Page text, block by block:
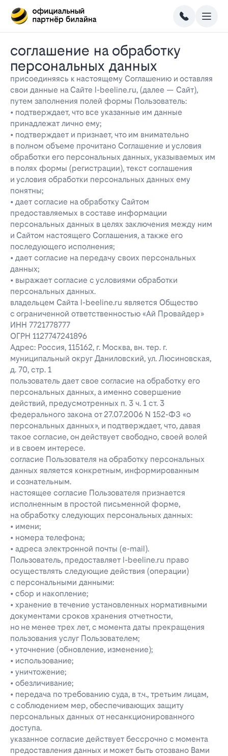
соглашение на обработку
персональных данных
присоединяясь к настоящему Соглашению и оставляя
свои данные на Сайте l-beeline.ru, (далее — Сайт),
путем заполнения полей формы Пользователь:
• подтверждает, что все указанные им данные
принадлежат лично ему;
• подтверждает и признает, что им внимательно
в полном объеме прочитано Соглашение и условия
обработки его персональных данных, указываемых им
в полях формы (регистрации), текст соглашения
и условия обработки персональных данных ему
понятны;
• дает согласие на обработку Сайтом
предоставляемых в составе информации
персональных данных в целях заключения между ним
и Сайтом настоящего Соглашения, а также его
последующего исполнения;
• дает согласие на передачу своих персональных
данных;
• выражает согласие с условиями обработки
персональных данных.
владельцем Сайта l-beeline.ru является Общество
с ограниченной ответственностью «Ай Провайдер»
ИНН 7721778777
ОГРН 1127747241896
Адрес: Россия, 115162, г. Москва, вн. тер. г.
муниципальный округ Даниловский, ул. Люсиновская,
д. 70, стр. 1
пользователь дает свое согласие на обработку его
персональных данных, а именно совершение
действий, предусмотренных п. 3 ч. 1 ст. 3
федерального закона от 27.07.2006 N 152-ФЗ «о
персональных данных», и подтверждает, что, давая
такое согласие, он действует свободно, своей волей
и в своем интересе.
согласие Пользователя на обработку персональных
данных является конкретным, информированным
и сознательным.
настоящее согласие Пользователя признается
исполненным в простой письменной форме,
на обработку следующих персональных данных:
• имени;
• номера телефона;
• адреса электронной почты (e-mail).
Пользователь, предоставляет l-beeline.ru право
осуществлять следующие действия (операции)
с персональными данными:
• сбор и накопление;
• хранение в течение установленных нормативными
документами сроков хранения отчетности,
но не менее трех лет, с момента даты прекращения
пользования услуг Пользователем;
• уточнение (обновление, изменение);
• использование;
• уничтожение;
• обезличивание;
• передача по требованию суда, в т.ч., третьим лицам,
с соблюдением мер, обеспечивающих защиту
персональных данных от несанкционированного
доступа.
указанное согласие действует бессрочно с момента
предоставления данных и может быть отозвано Вами